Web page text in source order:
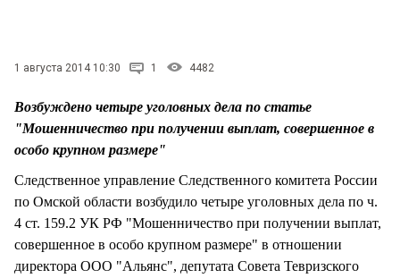
1 августа 2014 10:30 1 4482
Возбуждено четыре уголовных дела по статье
"Мошенничество при получении выплат, совершенное в
особо крупном размере"
Следственное управление Следственного комитета России
по Омской области возбудило четыре уголовных дела по ч.
4 ст. 159.2 УК РФ "Мошенничество при получении выплат,
совершенное в особо крупном размере" в отношении
директора ООО "Альянс", депутата Совета Тевризского